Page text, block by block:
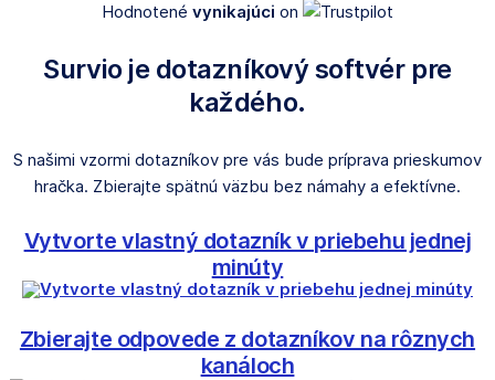
Hodnotené vynikajúci on
Survio je dotazníkový softvér pre
každého.
S našimi vzormi dotazníkov pre vás bude príprava prieskumov
hračka. Zbierajte spätnú väzbu bez námahy a efektívne.
Vytvorte vlastný dotazník v priebehu jednej
minúty
Zbierajte odpovede z dotazníkov na rôznych
kanáloch